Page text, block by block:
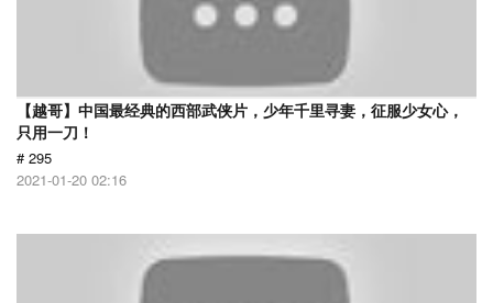
【越哥】中国最经典的西部武侠片，少年千里寻妻，征服少女心，
只用一刀！
# 295
2021-01-20 02:16